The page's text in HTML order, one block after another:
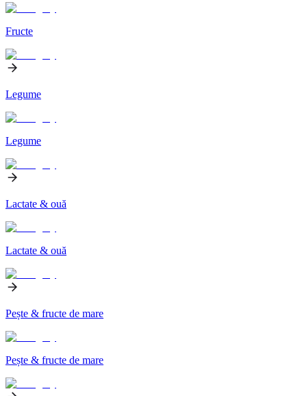
Fructe
Legume
Legume
Lactate & ouă
Lactate & ouă
Pește & fructe de mare
Pește & fructe de mare